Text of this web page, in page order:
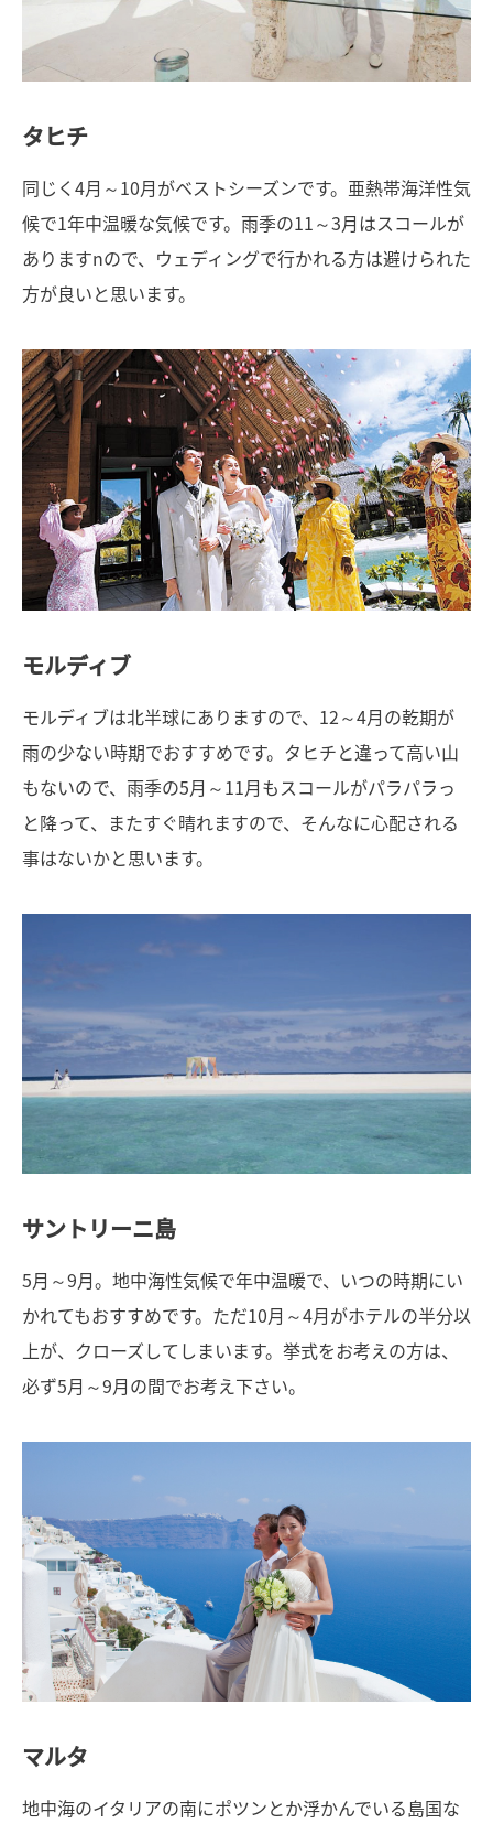
タヒチ
同じく4月～10月がベストシーズンです。亜熱帯海洋性気
候で1年中温暖な気候です。雨季の11～3月はスコールが
ありますnので、ウェディングで行かれる方は避けられた
方が良いと思います。
モルディブ
モルディブは北半球にありますので、12～4月の乾期が
雨の少ない時期でおすすめです。タヒチと違って高い山
もないので、雨季の5月～11月もスコールがパラパラっ
と降って、またすぐ晴れますので、そんなに心配される
事はないかと思います。
サントリーニ島
5月～9月。地中海性気候で年中温暖で、いつの時期にい
かれてもおすすめです。ただ10月～4月がホテルの半分以
上が、クローズしてしまいます。挙式をお考えの方は、
必ず5月～9月の間でお考え下さい。
マルタ
地中海のイタリアの南にポツンとか浮かんでいる島国な